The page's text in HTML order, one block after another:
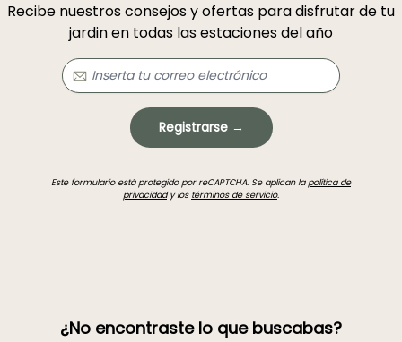
Recibe nuestros consejos y ofertas para disfrutar de tu
jardin en todas las estaciones del año
Registrarse →
Este formulario está protegido por reCAPTCHA. Se aplican lapolítica de
privacidady los términos de servicio.
¿No encontraste lo que buscabas?